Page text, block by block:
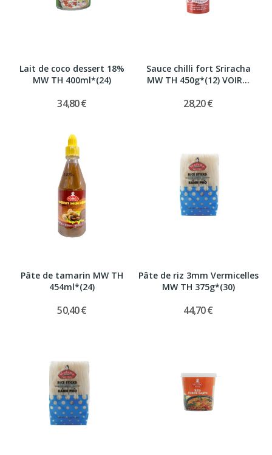
Lait de coco dessert 18%
MW TH 400ml*(24)
34,80 €
Sauce chilli fort Sriracha
MW TH 450g*(12) VOIR...
28,20 €
Pâte de tamarin MW TH
454ml*(24)
50,40 €
Pâte de riz 3mm Vermicelles
MW TH 375g*(30)
44,70 €